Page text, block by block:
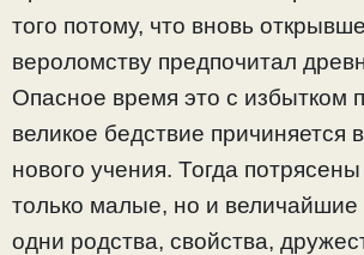
того потому, что вновь
вероломству предпочитал
Опасное время это с избытком
великое бедствие причиняется
нового учения. Тогда
только малые, но и
одни родства, свойства,